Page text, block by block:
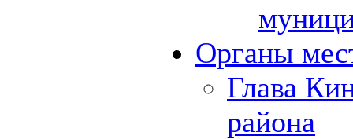
Органы
Глава
района